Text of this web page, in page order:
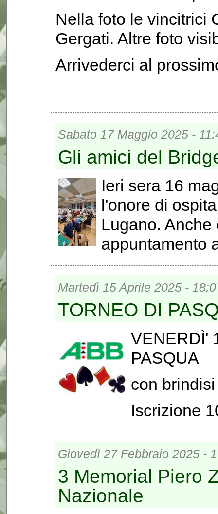
Nella foto le vincitrici
Gergati. Altre foto
Arrivederci al
Sabato 17 Maggio 2025 -
Gli amici del
Ieri sera 16
l'onore di
Lugano.
appuntamento
Martedì 15 Aprile 2025 -
TORNEO DI
VENERDÌ'
PASQUA
con
Iscrizione
Giovedì 27 Febbraio 2025 -
3 Memorial Piero
Nazionale